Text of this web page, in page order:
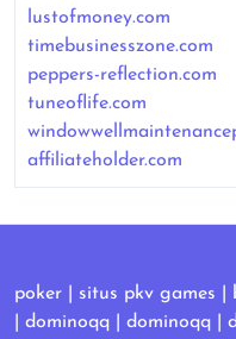
lustofmoney.com
timebusinesszone.com
peppers-reflection.com
tuneoflife.com
affiliateholder.com
poker situs pkv games
dominoqq dominoqq